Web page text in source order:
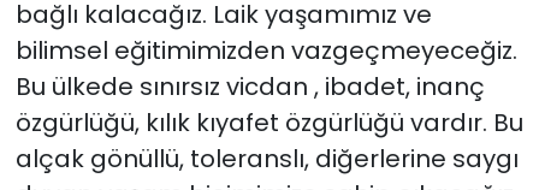
bağlı kalacağız. Laik yaşamımız ve
bilimsel eğitimimizden vazgeçmeyeceğiz.
Bu ülkede sınırsız vicdan , ibadet, inanç
özgürlüğü, kılık kıyafet özgürlüğü vardır. Bu
alçak gönüllü, toleranslı, diğerlerine saygı